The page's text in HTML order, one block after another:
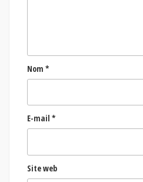
Nom *
E-mail *
Site web